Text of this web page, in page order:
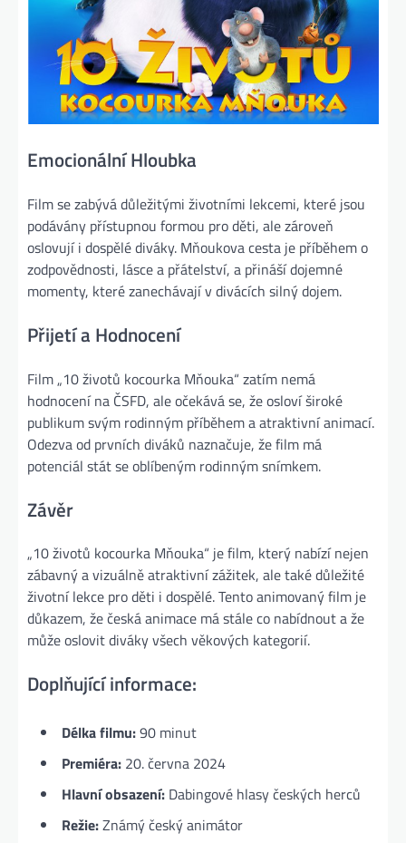
Emocionální Hloubka
Film se zabývá důležitými životními lekcemi, které jsou
podávány přístupnou formou pro děti, ale zároveň
oslovují i dospělé diváky. Mňoukova cesta je příběhem o
zodpovědnosti, lásce a přátelství, a přináší dojemné
momenty, které zanechávají v divácích silný dojem.
Přijetí a Hodnocení
Film „10 životů kocourka Mňouka“ zatím nemá
hodnocení na ČSFD, ale očekává se, že osloví široké
publikum svým rodinným příběhem a atraktivní animací.
Odezva od prvních diváků naznačuje, že film má
potenciál stát se oblíbeným rodinným snímkem.
Závěr
„10 životů kocourka Mňouka“ je film, který nabízí nejen
zábavný a vizuálně atraktivní zážitek, ale také důležité
životní lekce pro děti i dospělé. Tento animovaný film je
důkazem, že česká animace má stále co nabídnout a že
může oslovit diváky všech věkových kategorií.
Doplňující informace:
Délka filmu:90 minut
Premiéra: 20. června 2024
Hlavní obsazení: Dabingové hlasy českých herců
Režie:Známý český animátor